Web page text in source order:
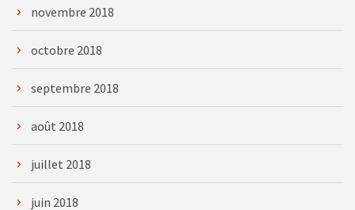
novembre 2018
octobre 2018
septembre 2018
août 2018
juillet 2018
juin 2018